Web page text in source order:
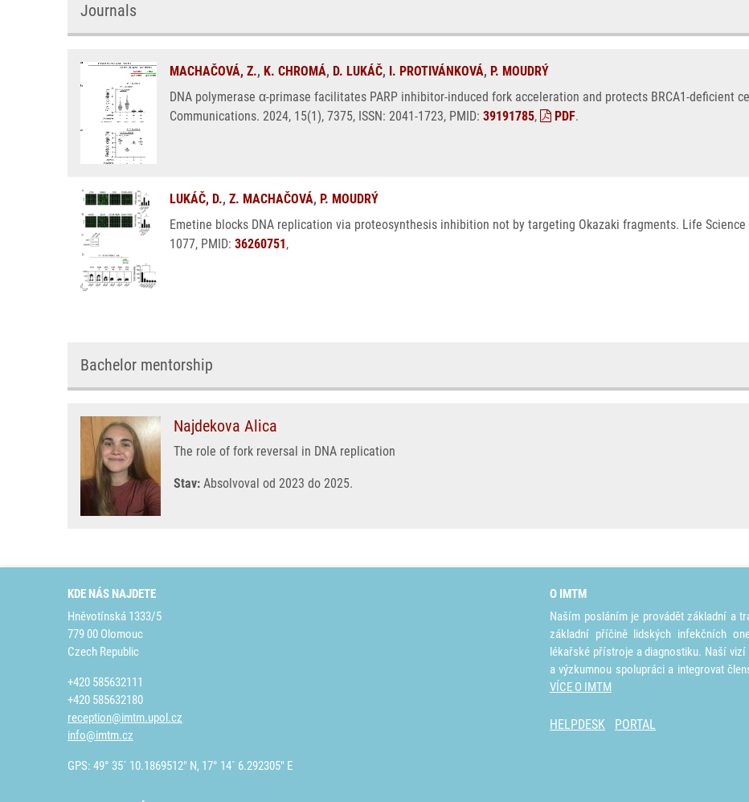
Journals
MACHAČOVÁ, Z., K. CHROMÁ, D. LUKÁČ, I. PROTIVÁNKOVÁ, P. MOUDRÝ
DNA polymerase α-primase facilitates PARP inhibitor-induced fork acceleration and protects BRCA1-deficient
Communications. 2024, 15(1), 7375, ISSN: 2041-1723, PMID: 39191785, PDF.
LUKÁČ, D., Z. MACHAČOVÁ, P. MOUDRÝ
Emetine blocks DNA replication via proteosynthesis inhibition not by targeting Okazaki fragments. Life Science
1077, PMID: 36260751,
Bachelor mentorship
Najdekova Alica
The role of fork reversal in DNA replication
Stav: Absolvoval od 2023 do 2025.
KDE NÁS NAJDETE
Hněvotínská 1333/5
779 00 Olomouc
Czech Republic
+420 585632111
+420 585632180
reception@imtm.upol.cz
info@imtm.cz
GPS: 49° 35´ 10.1869512" N, 17° 14´ 6.292305" E
O IMTM
Naším posláním je provádět základní a
základní příčině lidských infekčních
lékařské přístroje a diagnostiku. Naší
a výzkumnou spolupráci a integrovat
VÍCE O IMTM
HELPDESK PORTAL